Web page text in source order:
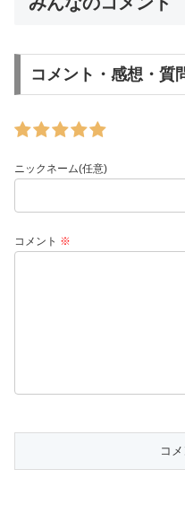
コメント・感想・質
コメント ※
ニックネーム(任意)